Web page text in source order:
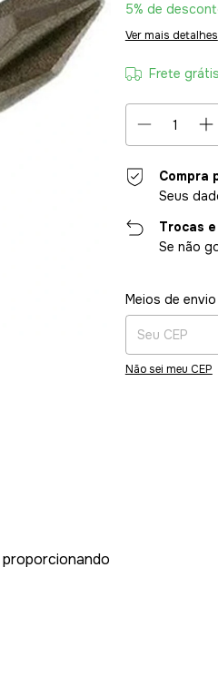
5% de
Ver mais detalhes
Frete grátis
Compra
Seus
Trocas
Se não
Entregas para o
Meios de envio
Não sei meu CEP